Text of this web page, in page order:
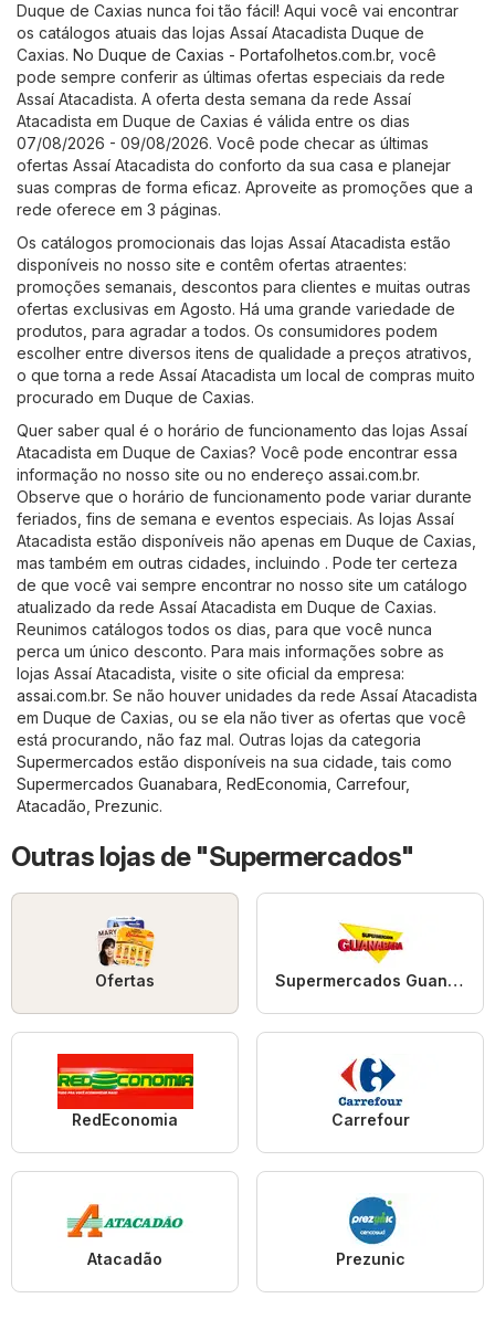
Duque de Caxias nunca foi tão fácil! Aqui você vai encontrar
os catálogos atuais das lojas Assaí Atacadista Duque de
Caxias. No Duque de Caxias - Portafolhetos.com.br, você
pode sempre conferir as últimas ofertas especiais da rede
Assaí Atacadista. A oferta desta semana da rede Assaí
Atacadista em Duque de Caxias é válida entre os dias
07/08/2026 - 09/08/2026. Você pode checar as últimas
ofertas Assaí Atacadista do conforto da sua casa e planejar
suas compras de forma eficaz. Aproveite as promoções que a
rede oferece em 3 páginas.
Os catálogos promocionais das lojas Assaí Atacadista estão
disponíveis no nosso site e contêm ofertas atraentes:
promoções semanais, descontos para clientes e muitas outras
ofertas exclusivas em Agosto. Há uma grande variedade de
produtos, para agradar a todos. Os consumidores podem
escolher entre diversos itens de qualidade a preços atrativos,
o que torna a rede Assaí Atacadista um local de compras muito
procurado em Duque de Caxias.
Quer saber qual é o horário de funcionamento das lojas Assaí
Atacadista em Duque de Caxias? Você pode encontrar essa
informação no nosso site ou no endereço assai.com.br.
Observe que o horário de funcionamento pode variar durante
feriados, fins de semana e eventos especiais. As lojas Assaí
Atacadista estão disponíveis não apenas em Duque de Caxias,
mas também em outras cidades, incluindo . Pode ter certeza
de que você vai sempre encontrar no nosso site um catálogo
atualizado da rede Assaí Atacadista em Duque de Caxias.
Reunimos catálogos todos os dias, para que você nunca
perca um único desconto. Para mais informações sobre as
lojas Assaí Atacadista, visite o site oficial da empresa:
assai.com.br. Se não houver unidades da rede Assaí Atacadista
em Duque de Caxias, ou se ela não tiver as ofertas que você
está procurando, não faz mal. Outras lojas da categoria
Supermercados estão disponíveis na sua cidade, tais como
Supermercados Guanabara RedEconomia Carrefour,
Atacadão Prezunic.
Outras lojas de "Supermercados"
Ofertas Supermercados Guanabara
RedEconomia Carrefour
Atacadão Prezunic